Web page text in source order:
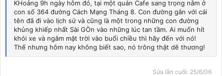
thiệu về mình. Tiếp theo anh Vualua giới thiệu về chương trình
câu cá có thưởng..... tiếp theo là hát - câu cá- uống bia ....
KHoảng 9h ngày hôm đó, tại một quán Cafe sang trọng nằm ở
con số 364 đường Cách Mạng Tháng 8. Con đường gắn với cái
tên đã đi vào lịch sử và cũng là một trong những con đường
khủng khiếp nhất Sài GÒn vào những lúc tan tầm. Ai muốn hít
khói xe và ngắm mặt trời vào buổi chiều thì hãy đến với nó!
Thế nhưng hôm nay không biết sao, nó trông thật dẽ thương!
Sửa lần cuối: 25/6/06